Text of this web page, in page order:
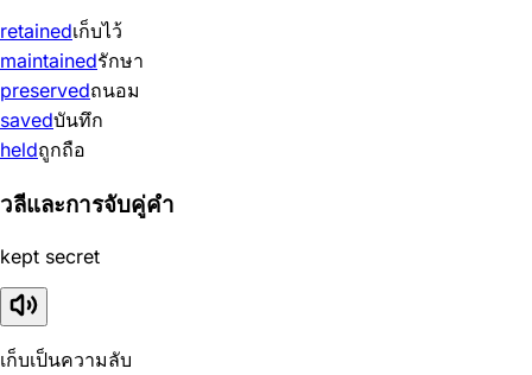
retainedเก็บไว้
maintainedรักษา
preservedถนอม
savedบันทึก
heldถูกถือ
วลีและการจับคู่คำ
kept secret
เก็บเป็นความลับ